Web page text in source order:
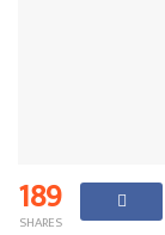
189
SHARES